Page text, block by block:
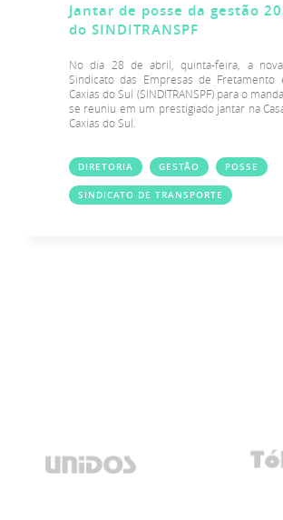
Jantar de posse da gestão
do SINDITRANSPF
No dia 28 de abril, quinta-feira, a
Sindicato das Empresas de Fretamento
Caxias do Sul (SINDITRANSPF) para o
se reuniu em um prestigiado jantar na
Caxias do Sul.
DIRETORIA GESTÃO POSSE
SINDICATO DE TRANSPORTE